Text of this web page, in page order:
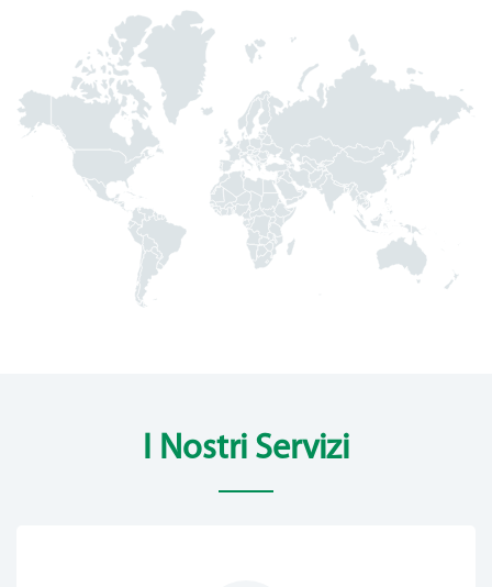
I Nostri Servizi